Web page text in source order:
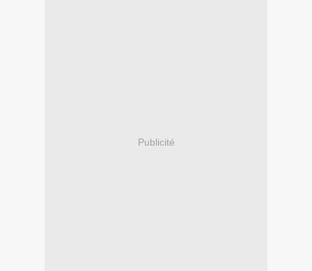
Publicité